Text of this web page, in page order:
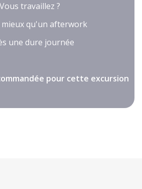
Vous travaillez ?
mieux qu'un afterwork
une dure journée
pour cette excursion